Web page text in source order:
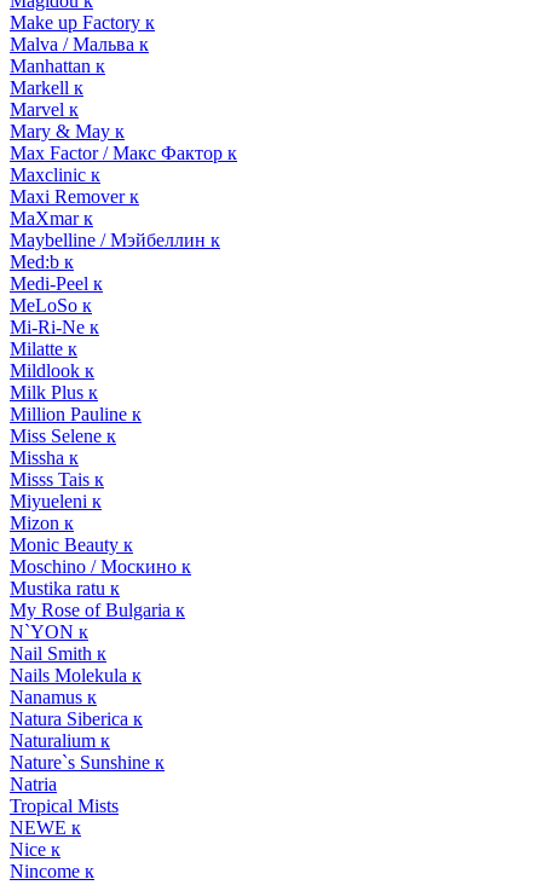
Make up Factory к
Malva / Мальва к
Manhattan к
Markell к
Marvel к
Mary & May к
Max Factor / Макс Фактор к
Maxclinic к
Maxi Remover к
MaXmar к
Maybelline / Мэйбеллин к
Med:b к
Medi-Peel к
MeLoSo к
Mi-Ri-Ne к
Milatte к
Mildlook к
Milk Plus к
Million Pauline к
Miss Selene к
Missha к
Misss Tais к
Miyueleni к
Mizon к
Monic Beauty к
Moschino / Москино к
Mustika ratu к
My Rose of Bulgaria к
N`YON к
Nail Smith к
Nails Molekula к
Nanamus к
Natura Siberica к
Naturalium к
Nature`s Sunshine к
Natria
Tropical Mists
NEWE к
Nice к
Nincome к